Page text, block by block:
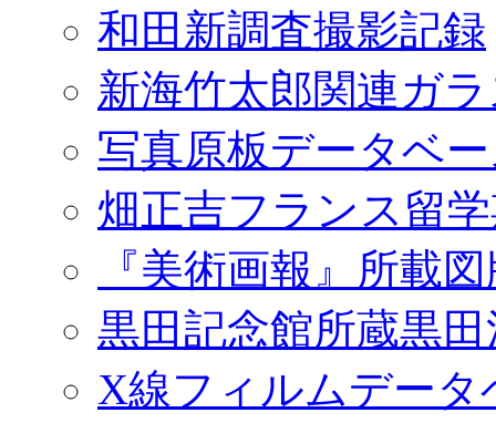
和田新調査撮影記録
新海竹太郎関連ガ
写真原板データベ
畑正吉フランス留
『美術画報』所載
黒田記念館所蔵黒
X線フィルムデータ